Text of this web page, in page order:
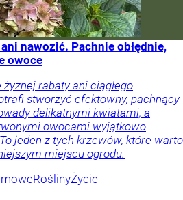
nawozić. Pachnie obłędnie,
owoce
rabaty ani ciągłego
stworzyć efektowny, pachnący
delikatnymi kwiatami, a
owocami wyjątkowo
jeden z tych krzewów, które warto
miejscu ogrodu.
RoślinyŻycie